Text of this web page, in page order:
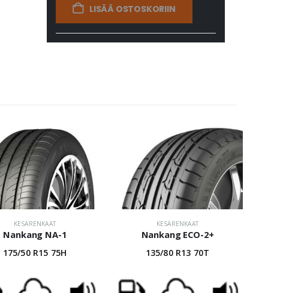
LISÄÄ OSTOSKORIIN
KESÄRENKAAT
Nankang NA-1
175/50 R15 75H
KESÄRENKAAT
Nankang ECO-2+
135/80 R13 70T